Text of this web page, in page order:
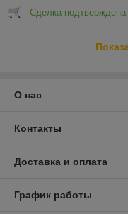
Сделка подтверждена
О нас
Контакты
Доставка и оплата
График работы